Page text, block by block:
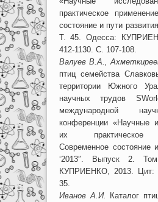
практическое
состояние и пути
Т. 45. Одесса:
412-1130. С. 107-108.
Валуев В.А.,
птиц семейства
территории Южного
научных трудов
международной
конференции «Научные
их практическое
Современное состояние
‘2013″. Выпуск 2.
КУПРИЕНКО, 2013. Цит:
35.
Иванов А.И.
Каталог